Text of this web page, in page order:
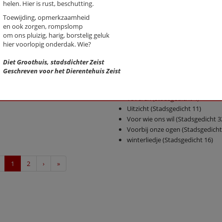
Toveren (stadsgedicht 4)
Uitzicht (Stadsgedicht 11)
Voor wie ons wil (Stadsgedicht
Voorbij onze ogen
winterliedje (Stadsgedicht 16)
1 2 ›Next»Last
helen. Hier is rust, beschutting.
Toewijding, opmerkzaamheid
en ook zorgen, rompslomp
om ons pluizig, harig, borstelig geluk
hier voorlopig onderdak. Wie?
Diet Groothuis, stadsdichter Zeist
Geschreven voor het Dierentehuis Zeist